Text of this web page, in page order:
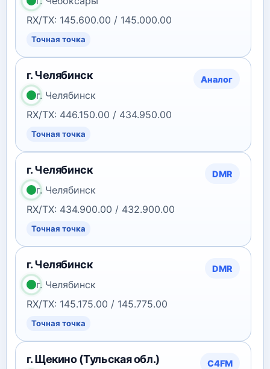
RX/TX: 145.600.00 / 145.000.00
Точная точка
г. Челябинск Аналог
г. Челябинск
RX/TX: 446.150.00 / 434.950.00
Точная точка
г. Челябинск DMR
г. Челябинск
RX/TX: 434.900.00 / 432.900.00
Точная точка
г. Челябинск DMR
г. Челябинск
RX/TX: 145.175.00 / 145.775.00
Точная точка
г. Щекино (Тульская обл.) C4FM